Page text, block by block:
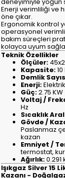
Enerji verimliliği ve
öne çıkar.
Ergonomik kontrol
operasyonel
bakım süreçleri
kolayca uyum
Teknik Özellikler
Ölçüler:
Kapasite:10
Demlik
Enerji:Elektrik
Güç:2.75 KW
Voltaj /
Hz
Sıcaklık
Gövde /
Paslanmaz
kazan
Emniyet /
termostat,
Ağırlık:0.291
Işıkgaz Silver 15
Kazanı -